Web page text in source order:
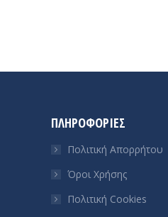
ΠΛΗΡΟΦΟΡΙΕΣ
Πολιτική Απορρήτου
Όροι Χρήσης
Πολιτική Cookies